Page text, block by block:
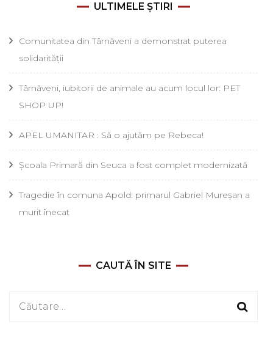
ULTIMELE ȘTIRI
Comunitatea din Târnăveni a demonstrat puterea
solidarității
Târnăveni, iubitorii de animale au acum locul lor: PET
SHOP UP!
APEL UMANITAR : Să o ajutăm pe Rebeca!
Școala Primară din Seuca a fost complet modernizată
Tragedie în comuna Apold: primarul Gabriel Mureșan a
murit înecat
CAUTĂ ÎN SITE
Caută